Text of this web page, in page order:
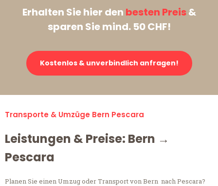
Erhalten Sie hier den besten Preis&
sparen Sie mind. 50 CHF!
Kostenlos & unverbindlich anfragen!
Transporte & Umzüge Bern Pescara
Leistungen & Preise: Bern →
Pescara
Planen Sie einen Umzug oder Transport von Bern nach Pescara?